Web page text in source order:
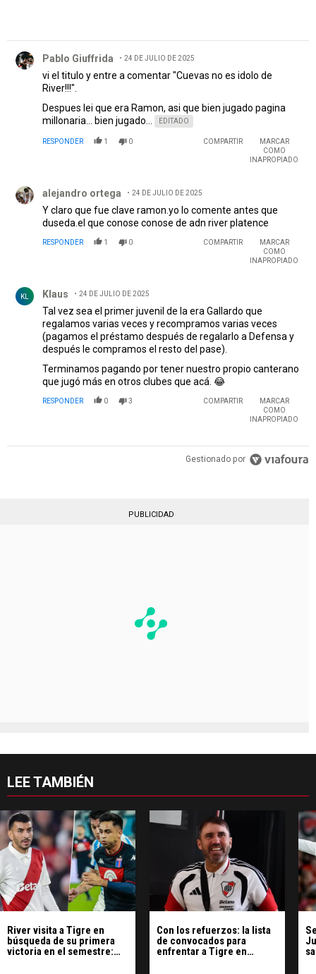
Pablo Giuffrida 24 DE JULIO DE 2025
vi el titulo y entre a comentar "Cuevas no es idolo de
River!!!".
Despues lei que era Ramon, asi que bien jugado pagina
millonaria... bien jugado...
EDITADO
RESPONDER 1 0 COMPARTIR
MARCAR
COMO
INAPROPIADO
alejandro ortega 24 DE JULIO DE 2025
Y claro que fue clave ramon.yo lo comente antes que
duseda.el que conose conose de adn river platence
RESPONDER 1 0 COMPARTIR
MARCAR
COMO
INAPROPIADO
KL Klaus 24 DE JULIO DE 2025
Tal vez sea el primer juvenil de la era Gallardo que
regalamos varias veces y recompramos varias veces
(pagamos el préstamo después de regalarlo a Defensa y
después le compramos el resto del pase).
Terminamos pagando por tener nuestro propio canterano
que jugó más en otros clubes que acá. 😂
RESPONDER 0 3 COMPARTIR
MARCAR
COMO
INAPROPIADO
Gestionado por
PUBLICIDAD
LEE TAMBIÉN
River visita a Tigre en
búsqueda de su primera
victoria en el semestre:
Con los refuerzos: la lista
de convocados para
enfrentar a Tigre en